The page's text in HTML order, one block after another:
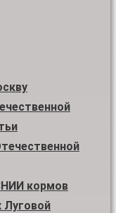
кормов
Луговой